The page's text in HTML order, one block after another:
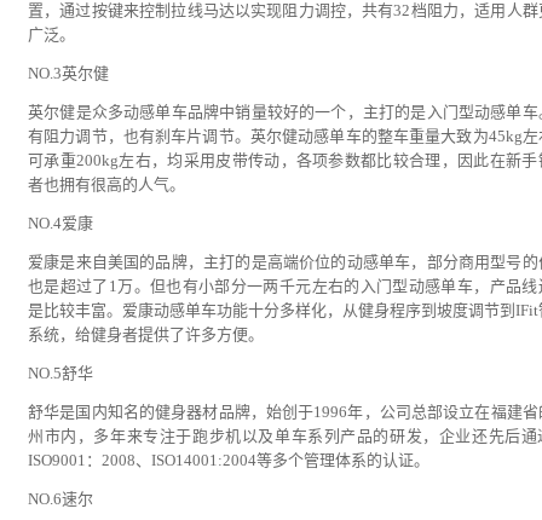
置，通过按键来控制拉线马达以实现阻力调控，共有32档阻力，适用人群
广泛。
NO.3英尔健
英尔健是众多动感单车品牌中销量较好的一个，主打的是入门型动感单车
有阻力调节，也有刹车片调节。英尔健动感单车的整车重量大致为45kg左
可承重200kg左右，均采用皮带传动，各项参数都比较合理，因此在新手
者也拥有很高的人气。
NO.4爱康
爱康是来自美国的品牌，主打的是高端价位的动感单车，部分商用型号的
也是超过了1万。但也有小部分一两千元左右的入门型动感单车，产品线
是比较丰富。爱康动感单车功能十分多样化，从健身程序到坡度调节到IFit
系统，给健身者提供了许多方便。
NO.5舒华
舒华是国内知名的健身器材品牌，始创于1996年，公司总部设立在福建省
州市内，多年来专注于跑步机以及单车系列产品的研发，企业还先后通
ISO9001：2008、ISO14001:2004等多个管理体系的认证。
NO.6速尔